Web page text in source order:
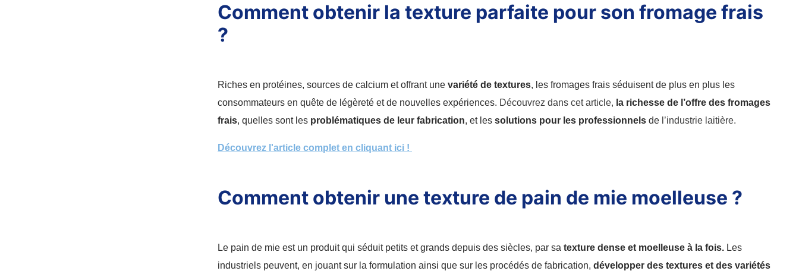
Comment obtenir la texture parfaite pour son fromage frais
?
Riches en protéines, sources de calcium et offrant une variété de textures, les fromages frais séduisent de plus en plus les
consommateurs en quête de légèreté et de nouvelles expériences. Découvrez dans cet article, la richesse de l’offre des fromages
frais, quelles sont les problématiques de leur fabrication, et les solutions pour les professionnels de l’industrie laitière.
Découvrez l'article complet en cliquant ici !
Comment obtenir une texture de pain de mie moelleuse ?
Le pain de mie est un produit qui séduit petits et grands depuis des siècles, par sa texture dense et moelleuse à la fois. Les
industriels peuvent, en jouant sur la formulation ainsi que sur les procédés de fabrication, développer des textures et des variétés